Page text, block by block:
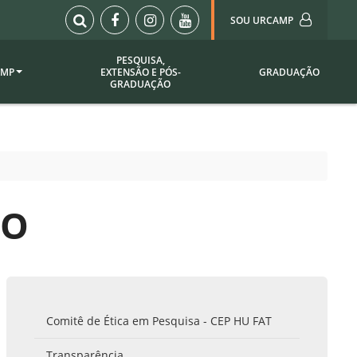
SOU URCAMP
Sou Urcamp (Portal)
Biblioteca
Webdiário
de
Institucional
PESQUISA,
EXTENSÃO E PÓS-
GRADUAÇÃO
GRADUAÇÃO
Comitê de Ética em Pesquisa - CEP HU FAT